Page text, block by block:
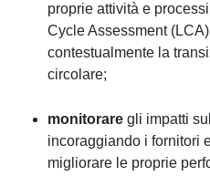
proprie attività e
Cycle Assessment
contestualmente la
circolare;
monitorare gli impatti
incoraggiando i fornitori
migliorare le proprie